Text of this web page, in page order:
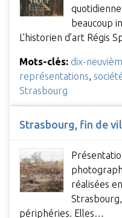
beaucoup
L’historien d’art Régis
Mots-clés: dix-
représentations,
Strasbourg
Strasbourg, fin de
réalisées
périphéries. Elles…